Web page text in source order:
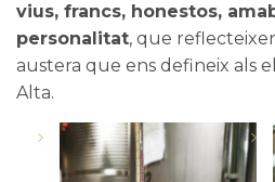
vius, francs, honestos,
personalitat, que
austera que ens defineix als
Alta.